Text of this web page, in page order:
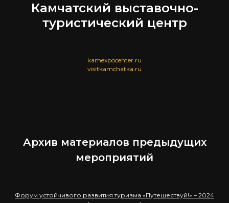
Камчатский выставочно-
туристический центр
kamexpocenter.ru
visitkamchatka.ru
Архив материалов предыдущих
мероприятий
Форум устойчивого развития туризма «Путешествуй!» – 2024